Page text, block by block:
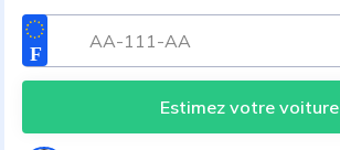
Estimez votre voiture